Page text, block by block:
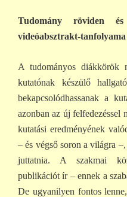
Tudomány röviden
videóabsztrakt-tanfolyama
A tudományos diákkörök
kutatónak készülő
bekapcsolódhassanak a
azonban az új felfedezéssel
kutatási eredményének
– és végső soron a világra
juttatnia. A szakmai
publikációt ír – ennek a
De ugyanilyen fontos